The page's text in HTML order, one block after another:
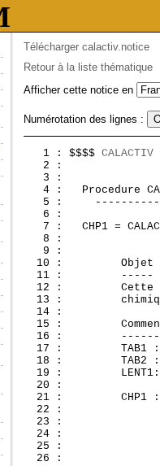
Télécharger calactiv.notice
Retour à la liste thématique
Afficher cette notice en
Numérotation des lignes :
   1 : $$$$
CALACTIV
2 :
   4 :
5 :
   6 :
7 :   CHP1 =
   8 :
   9 :
  10 :         Objet
  11 :         -----
12 :         Cette
13 :
  14 :
15 :
16 :
17 :         TAB1
18 :         TAB2
19 :
20 :
21 :         CHP1
22 :
23 :
  24 :
  25 :
  26 :